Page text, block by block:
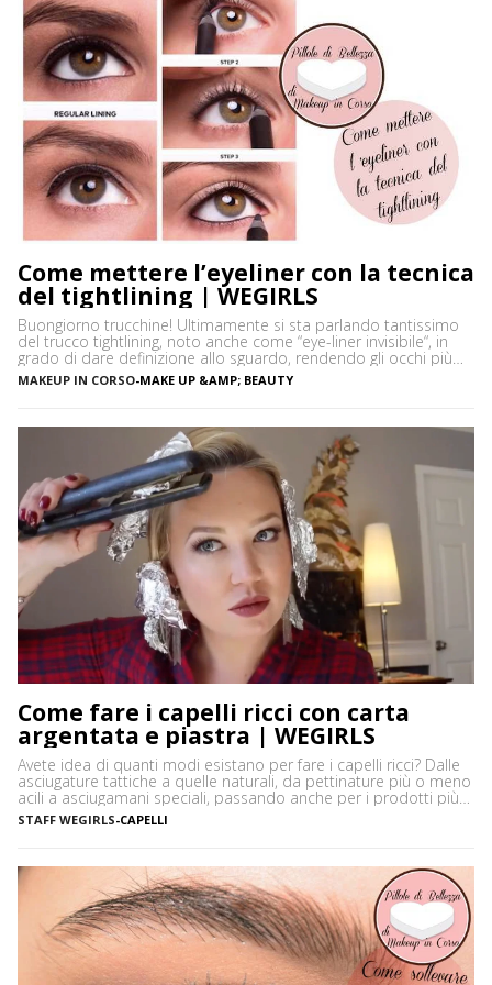
Come mettere l’eyeliner con la tecnica
del tightlining | WEGIRLS
Buongiorno trucchine! Ultimamente si sta parlando tantissimo
del trucco tightlining, noto anche come “eye-liner invisibile“, in
grado di dare definizione allo sguardo, rendendo gli occhi più
espressivi e le ciglia più folte. Ma di cosa si tratta precisamente?
Vediamo insieme cos’è tightlining e come farlo senza rischiare di
MAKEUP IN CORSO-MAKE UP &AMP; BEAUTY
Come fare i capelli ricci con carta
argentata e piastra | WEGIRLS
Avete idea di quanti modi esistano per fare i capelli ricci? Dalle
asciugature tattiche a quelle naturali, da pettinature più o meno
acili a asciugamani speciali, passando anche per i prodotti più
disparati. Avere i capelli ricci è uno must, ancor di più in estate,
quando ci vediamo più belle selvagge. Ci sono tanti modi […]
STAFF WEGIRLS-CAPELLI